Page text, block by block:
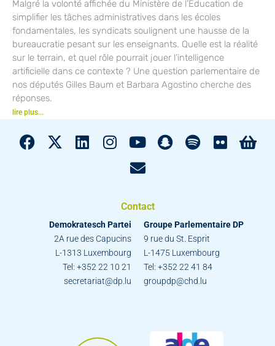
Malgré la volonté affichée du Ministère de l’Éducation de
simplifier les tâches administratives dans les écoles
fondamentales, les syndicats soulignent une hausse de la
bureaucratie pesant sur les enseignants. Quelle est la réalité
sur le terrain, et quel rôle pourrait jouer l’intelligence
artificielle dans ce contexte ? Une question parlementaire de
nos députés Gilles Baum et Barbara Agostino cherche des
réponses.
lire plus...
Contact
Demokratesch Partei
2A rue des Capucins
L-1313 Luxembourg
Tel: +352 22 10 21
secretariat@dp.lu
Groupe Parlementaire DP
9 rue du St. Esprit
L-1475 Luxembourg
Tel: +352 22 41 84
groupdp@chd.lu